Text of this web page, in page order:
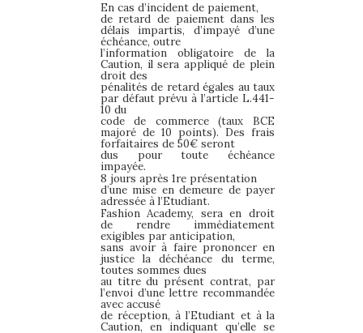
En cas d’incident de paiement,
de retard de paiement dans les
délais impartis, d’impayé d’une
échéance, outre
l’information obligatoire de la
Caution, il sera appliqué de plein
droit des
pénalités de retard égales au taux
par défaut prévu à l’article L.441-
10 du
code de commerce (taux BCE
majoré de 10 points). Des frais
forfaitaires de 50€ seront
dus pour toute échéance
impayée.
8 jours après 1re présentation
d’une mise en demeure de payer
adressée à l’Etudiant.
Fashion Academy, sera en droit
de rendre immédiatement
exigibles par anticipation,
sans avoir à faire prononcer en
justice la déchéance du terme,
toutes sommes dues
au titre du présent contrat, par
l’envoi d’une lettre recommandée
avec accusé
de réception, à l’Etudiant et à la
Caution, en indiquant qu’elle se